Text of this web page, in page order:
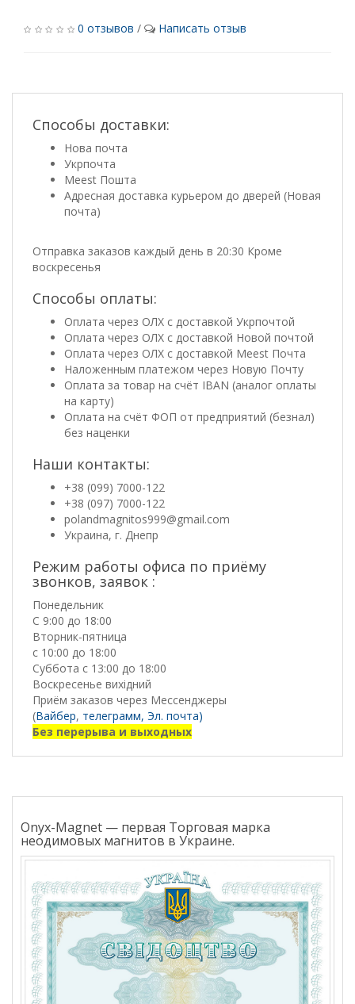
0 отзывов / Написать отзыв
Способы доставки:
Нова почта
Укрпочта
Meest Пошта
Адресная доставка курьером до дверей (Новая
почта)
Отправка заказов каждый день в 20:30 Кроме
воскресенья
Способы оплаты:
Оплата через ОЛХ с доставкой Укрпочтой
Оплата через ОЛХ с доставкой Новой почтой
Оплата через ОЛХ с доставкой Meest Почта
Наложенным платежом через Новую Почту
Оплата за товар на счёт IBAN (аналог оплаты
на карту)
Оплата на счёт ФОП от предприятий (безнал)
без наценки
Наши контакты:
+38 (099) 7000-122
+38 (097) 7000-122
polandmagnitos999@gmail.com
Украина, г. Днепр
Режим работы офиса по приёму
звонков, заявок :
Понедельник
С 9:00 до 18:00
Вторник-пятница
с 10:00 до 18:00
Суббота с 13:00 до 18:00
Воскресенье вихідний
Приём заказов через Мессенджеры
(Вайбер, телеграмм, Эл. почта)
Без перерыва и выходных
Onyx-Magnet — первая Торговая марка
неодимовых магнитов в Украине.